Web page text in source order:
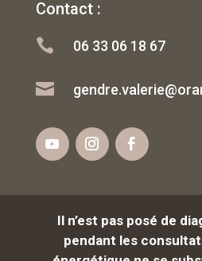
Contact :
 06 33 06 18 67

Il n’est pas posé de
pendant les